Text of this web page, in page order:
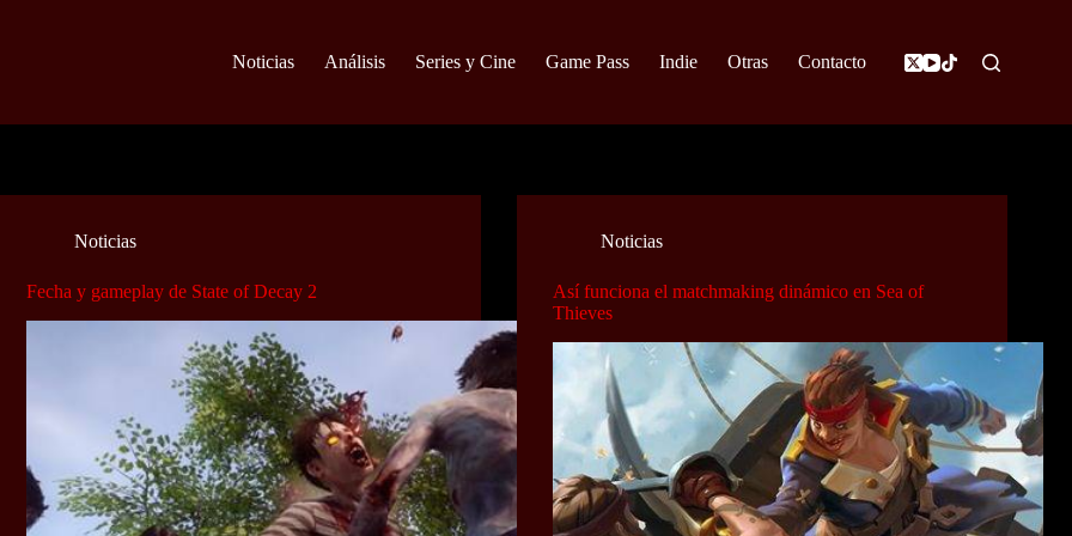
Noticias Análisis Series y Cine Game Pass Indie Otras Contacto
Noticias
Fecha y gameplay de State of Decay 2
Noticias
Así funciona el matchmaking dinámico en Sea of
Thieves